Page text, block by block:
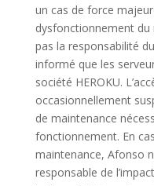
un cas de force
dysfonctionnement du
pas la responsabilité
informé que les
société HEROKU.
occasionnellement
de maintenance
fonctionnement. En
maintenance, Afonso
responsable de